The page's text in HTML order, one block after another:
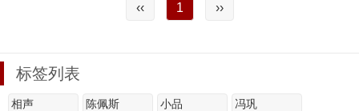
‹‹ 1 ››
标签列表
相声 陈佩斯 小品 冯巩